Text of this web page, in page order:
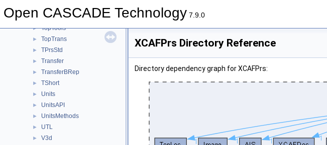
Open CASCADE Technology 7.9.0
► TopOpeBRepTool
► TopTools
► TopTrans
► TPrsStd
► Transfer
► TransferBRep
► TShort
► Units
► UnitsAPI
► UnitsMethods
► UTL
► V3d
XCAFPrs Directory Reference
Directory dependency graph for XCAFPrs: